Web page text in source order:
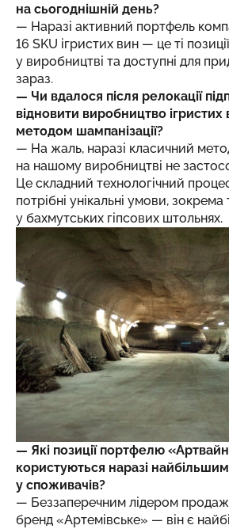
на сьогоднішній день?
— Наразі активний портфель
16 SKU ігристих вин — це ті
у виробництві та доступні для
зараз.
— Чи вдалося після релокації
відновити виробництво
методом шампанізації?
— На жаль, наразі класичний
на нашому виробництві не
Це складний технологічний
потрібні унікальні умови, зокрема
у бахмутських гіпсових штольнях.
— Які позиції портфелю
користуються наразі
у споживачів?
— Беззаперечним лідером
бренд «Артемівське» — він є